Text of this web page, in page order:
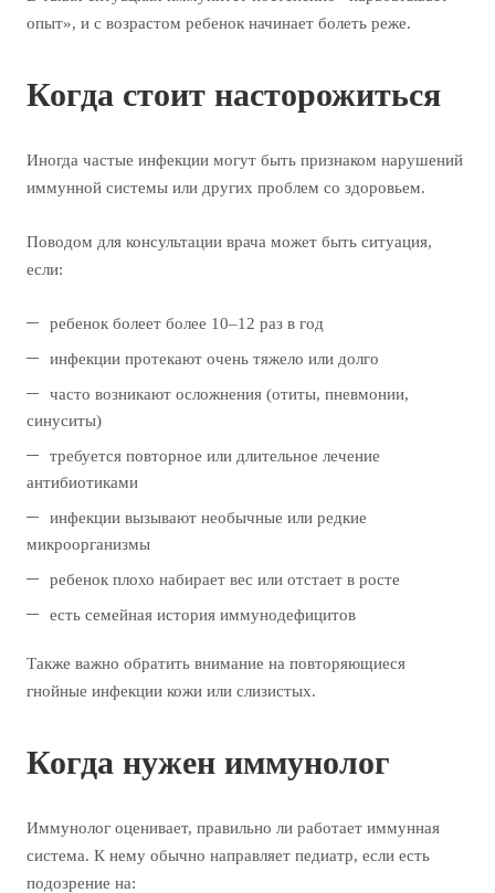
опыт», и с возрастом ребенок начинает болеть реже.
Когда стоит насторожиться
Иногда частые инфекции могут быть признаком нарушений
иммунной системы или других проблем со здоровьем.
Поводом для консультации врача может быть ситуация,
если:
ребенок болеет более 10–12 раз в год
инфекции протекают очень тяжело или долго
часто возникают осложнения (отиты, пневмонии,
синуситы)
требуется повторное или длительное лечение
антибиотиками
инфекции вызывают необычные или редкие
микроорганизмы
ребенок плохо набирает вес или отстает в росте
есть семейная история иммунодефицитов
Также важно обратить внимание на повторяющиеся
гнойные инфекции кожи или слизистых.
Когда нужен иммунолог
Иммунолог оценивает, правильно ли работает иммунная
система. К нему обычно направляет педиатр, если есть
подозрение на: